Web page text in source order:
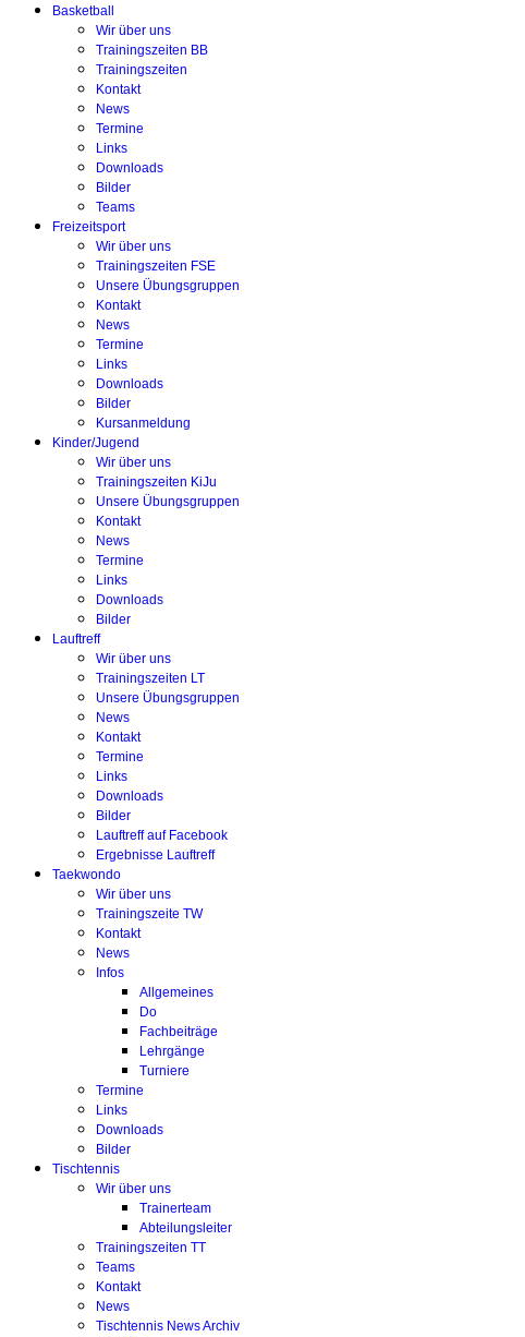
Basketball
Wir über uns
Trainingszeiten BB
Trainingszeiten
Kontakt
News
Termine
Links
Downloads
Bilder
Teams
Freizeitsport
Wir über uns
Trainingszeiten FSE
Unsere Übungsgruppen
Kontakt
News
Termine
Links
Downloads
Bilder
Kursanmeldung
Kinder/Jugend
Wir über uns
Trainingszeiten KiJu
Unsere Übungsgruppen
Kontakt
News
Termine
Links
Downloads
Bilder
Lauftreff
Wir über uns
Trainingszeiten LT
Unsere Übungsgruppen
News
Kontakt
Termine
Links
Downloads
Bilder
Lauftreff auf Facebook
Ergebnisse Lauftreff
Taekwondo
Wir über uns
Trainingszeite TW
Kontakt
News
Infos
Allgemeines
Do
Fachbeiträge
Lehrgänge
Turniere
Termine
Links
Downloads
Bilder
Tischtennis
Wir über uns
Trainerteam
Abteilungsleiter
Trainingszeiten TT
Teams
Kontakt
News
Tischtennis News Archiv